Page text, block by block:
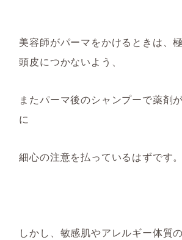
美容師がパーマをかけるときは、
頭皮につかないよう、
またパーマ後のシャンプーで薬剤
に
細心の注意を払っているはずです。
しかし、敏感肌やアレルギー体質の